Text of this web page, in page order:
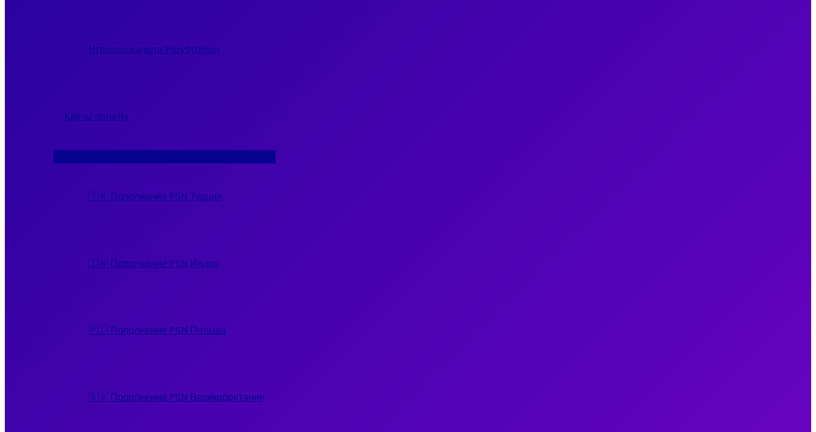
Игровая валюта PlayStation
Карты оплаты
Переключатель
🇹🇷 Пополнение PSN Турция
🇮🇳 Пополнение PSN Индия
🇵🇱 Пополнение PSN Польша
🇬🇧 Пополнение PSN Великобритания